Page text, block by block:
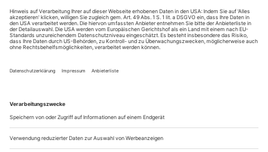
Wir beantworten Ihre Fragen, egal welche Sie haben.
Fachkundiger Rat von Ingo Diehl und Steffen A. Schmidt
WAS DENKT...
Iris Tenge